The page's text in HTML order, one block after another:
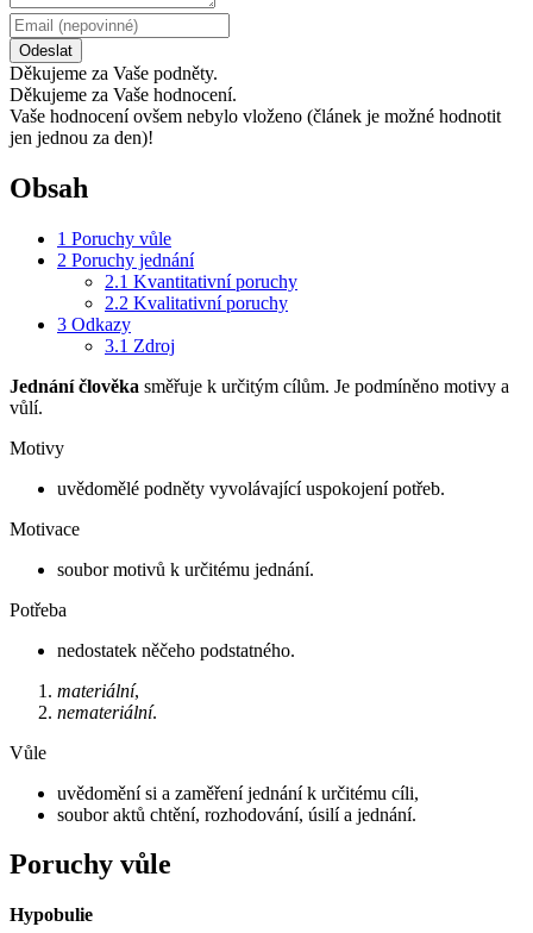
Odeslat
Děkujeme za Vaše podněty.
Děkujeme za Vaše hodnocení.
Vaše hodnocení ovšem nebylo vloženo (článek je možné hodnotit
jen jednou za den)!
Obsah
1 Poruchy vůle
2 Poruchy jednání
2.1 Kvantitativní poruchy
2.2 Kvalitativní poruchy
3 Odkazy
3.1 Zdroj
Jednání člověka směřuje k určitým cílům. Je podmíněno motivy a
vůlí.
Motivy
uvědomělé podněty vyvolávající uspokojení potřeb.
Motivace
soubor motivů k určitému jednání.
Potřeba
nedostatek něčeho podstatného.
materiální,
nemateriální.
Vůle
uvědomění si a zaměření jednání k určitému cíli,
soubor aktů chtění, rozhodování, úsilí a jednání.
Poruchy vůle
Hypobulie